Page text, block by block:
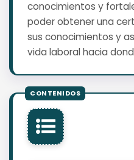
conocimientos y
poder obtener una
sus conocimientos y
vida laboral hacia